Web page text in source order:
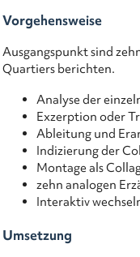
Vorgehensweise
Ausgangspunkt sind
Quartiers berichten.
Analyse der
Exzerption oder
Ableitung und
Indizierung der
Montage als
zehn analogen
Interaktiv
Umsetzung